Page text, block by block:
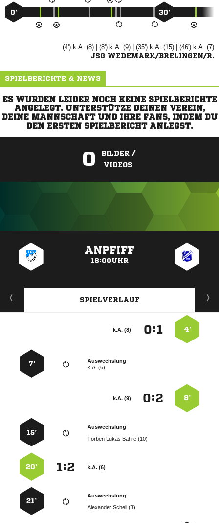
0’ 30’
(4') k.A. (8) | (8') k.A. (9) | (35') k.A. (15) | (46') k.A. (7)
JSG WEDEMARK/BRELINGEN/R.
SPIELBERICHTE & NEWS
ES WURDEN LEIDER NOCH KEINE SPIELBERICHTE
ANGELEGT. UNTERSTÜTZE DEINEN VEREIN,
DEINE MANNSCHAFT UND IHRE FANS, INDEM DU
DEN ERSTEN SPIELBERICHT ANLEGST.
0
BILDER /
VIDEOS
ANPFIFF
18:00UHR
SPIELVERLAUF
4’
:
k.A. (8)
Auswechslung
k.A. (6)
7’
8’
:
k.A. (9)
Auswechslung
   
15’
k.A. (6)
:
20’
Auswechslung
  
21’